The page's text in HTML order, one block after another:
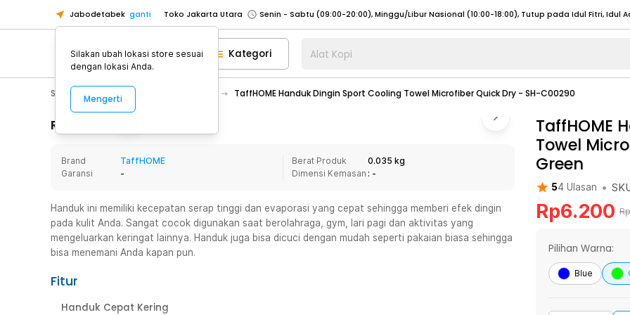
Jabodetabek ganti Toko Jakarta Utara
Toko Tangerang
Toko Cikupa
Pick n Go Jakarta Barat
Senin - Jumat (07:00 - 20:00), Sabtu - Minggu (08:00 - 20:00), Tutup pada Idul Fitri
Pick n Go Bekasi
Senin - Jumat (08:00 - 20:00), Sabtu - Minggu/ Libur Nasional (08:00 - 17:00) Selengkapnya
Senin - Jumat (08:00 - 20:00), Sabtu - Minggu/ Libur Nasional (08:00 - 17:00) Selengkapnya
Senin - Sabtu (09:00-20:00), Minggu/Libur Nasional (12:00-20:00), Tutup pada Idul Fitri
Toko Jakarta Barat
Senin - Sabtu (09:00-20:00), Minggu/Libur Nasional (12:00-20:00), Tutup pada Idul Fitri
Toko Tangerang
Toko Cikupa
Pick n Go Jakarta Barat
Senin - Jumat (07:00 - 20:00), Sabtu - Minggu (08:00 - 20:00), Tutup pada Idul Fitri
Senin - Jumat (08:00 - 20:00), Sabtu - Minggu/ Libur Nasional (08:00 - 17:00) Selengkapnya
Kategori Alat Kopi
Sport & Outdoor TaffHOME Handuk Dingin Sport Cooling Towel Microfiber Quick Dry - SH-C00290
Rincian Produk
Brand
TaffHOME
Garansi
-
Berat Produk
0.035 kg
Dimensi Kemasan : -
Handuk ini memiliki kecepatan serap tinggi dan evaporasi yang cepat sehingga memberi efek dingin
pada kulit Anda. Sangat cocok digunakan saat berolahraga, gym, lari pagi dan aktivitas yang
mengeluarkan keringat lainnya. Handuk juga bisa dicuci dengan mudah seperti pakaian biasa sehingga
bisa menemani Anda kapan pun.
Fitur
Handuk Cepat Kering
TaffHOME
Towel
Green
54 Ulasan •
Rp6.200 Rp
Pilihan Warna:
Blue
Silakan ubah lokasi store sesuai
dengan lokasi Anda.
Mengerti